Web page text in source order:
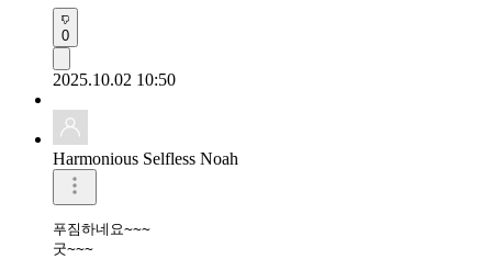
0
2025.10.02 10:50
Harmonious Selfless Noah
푸짐하네요~~~
굿~~~